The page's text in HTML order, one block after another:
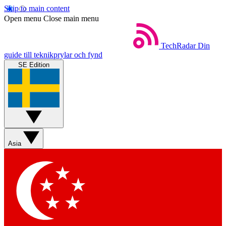
Skip to main content
Open menu Close main menu
TechRadar Din
guide till teknikprylar och fynd
SE Edition
Asia